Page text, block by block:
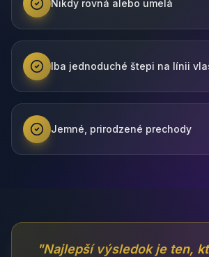
Nikdy rovná alebo umelá
Iba jednoduché štepi na línii
Jemné, prirodzené prechody
"Najlepší výsledok je ten,